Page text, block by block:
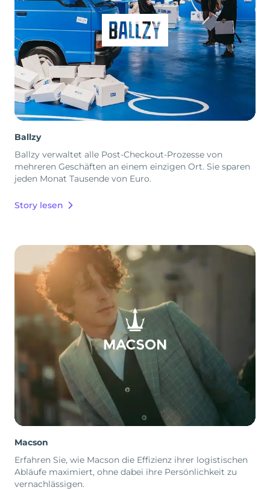
Ballzy
Ballzy verwaltet alle Post-Checkout-Prozesse von
mehreren Geschäften an einem einzigen Ort. Sie sparen
jeden Monat Tausende von Euro.
Story lesen
Macson
Erfahren Sie, wie Macson die Effizienz ihrer logistischen
Abläufe maximiert, ohne dabei ihre Persönlichkeit zu
vernachlässigen.